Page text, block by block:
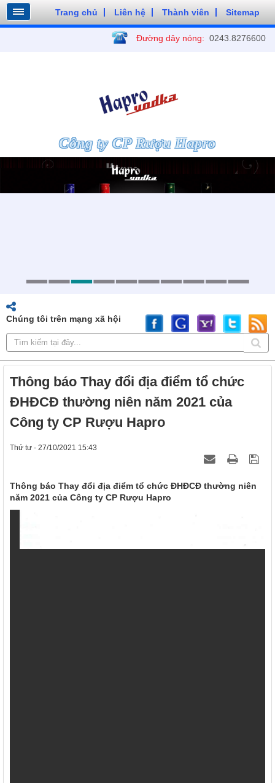
Trang chủ Liên hệ Thành viên Sitemap
Đường dây nóng: 0243.8276600
Công ty CP Rượu Hapro
Chúng tôi trên mạng xã hội
Thông báo Thay đổi địa điểm tổ chức
ĐHĐCĐ thường niên năm 2021 của
Công ty CP Rượu Hapro
Thứ tư - 27/10/2021 15:43
Thông báo Thay đổi địa điểm tổ chức ĐHĐCĐ thường niên
năm 2021 của Công ty CP Rượu Hapro